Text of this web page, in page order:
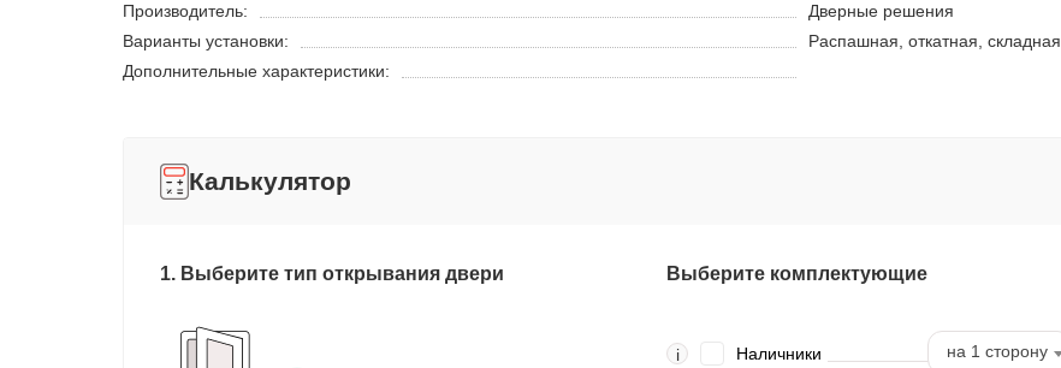
Производитель:
Дверные решения
Варианты установки:
Распашная, откатная, складная
Дополнительные характеристики:
Калькулятор
1. Выберите тип открывания двери Выберите комплектующие
i Наличники на 1 сторону